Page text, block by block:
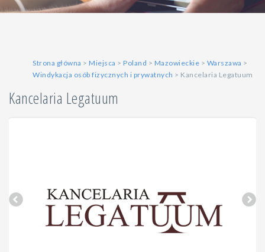
Strona główna > Miejsca > Poland > Mazowieckie > Warszawa >
Windykacja osób fizycznych i prywatnych > Kancelaria Legatuum
Kancelaria Legatuum